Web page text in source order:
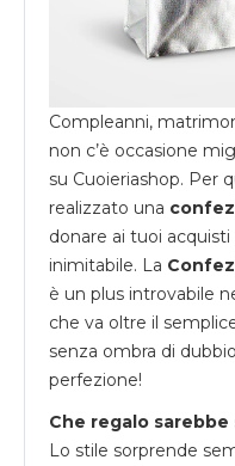
Compleanni,
non c’è occasione
su Cuoieriashop. Per
realizzato una
donare ai tuoi
inimitabile. La
è un plus introvabile
che va oltre il
senza ombra di
perfezione!
Che regalo
Lo stile sorprende